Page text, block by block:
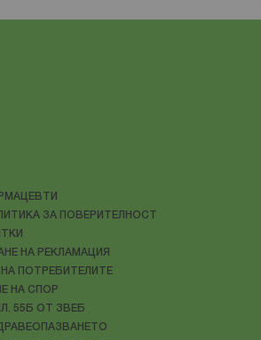
ЗА ПОВЕРИТЕЛНОСТ
НА РЕКЛАМАЦИЯ
ПОТРЕБИТЕЛИТЕ
НА СПОР
55Б ОТ ЗВЕБ